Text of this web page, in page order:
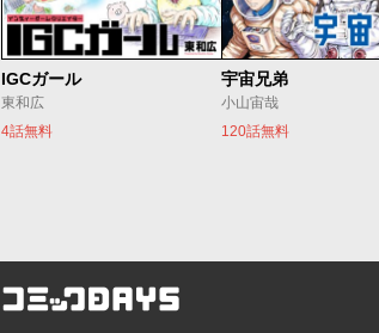
IGCガール
東和広
4話無料
宇宙兄弟
小山宙哉
120話無料
コミックDAYS